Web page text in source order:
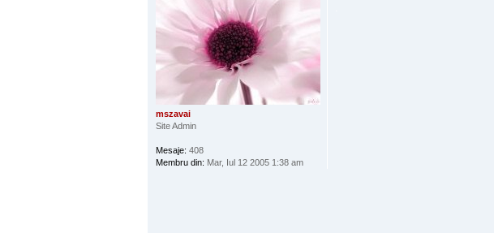
mszavai
Site Admin
Mesaje: 408
Membru din: Mar, Iul 12 2005 1:38 am